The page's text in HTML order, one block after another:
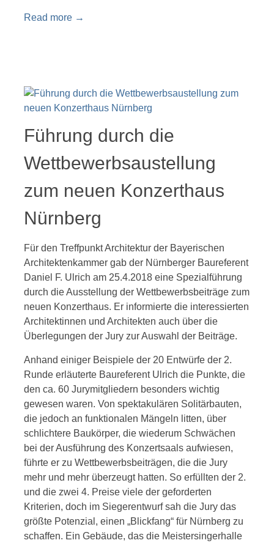
Read more →
Führung durch die
Wettbewerbsaustellung
zum neuen Konzerthaus
Nürnberg
Für den Treffpunkt Architektur der Bayerischen
Architektenkammer gab der Nürnberger Baureferent
Daniel F. Ulrich am 25.4.2018 eine Spezialführung
durch die Ausstellung der Wettbewerbsbeiträge zum
neuen Konzerthaus. Er informierte die interessierten
Architektinnen und Architekten auch über die
Überlegungen der Jury zur Auswahl der Beiträge.
Anhand einiger Beispiele der 20 Entwürfe der 2.
Runde erläuterte Baureferent Ulrich die Punkte, die
den ca. 60 Jurymitgliedern besonders wichtig
gewesen waren. Von spektakulären Solitärbauten,
die jedoch an funktionalen Mängeln litten, über
schlichtere Baukörper, die wiederum Schwächen
bei der Ausführung des Konzertsaals aufwiesen,
führte er zu Wettbewerbsbeiträgen, die die Jury
mehr und mehr überzeugt hatten. So erfüllten der 2.
und die zwei 4. Preise viele der geforderten
Kriterien, doch im Siegerentwurf sah die Jury das
größte Potenzial, einen „Blickfang“ für Nürnberg zu
schaffen. Ein Gebäude, das die Meistersingerhalle